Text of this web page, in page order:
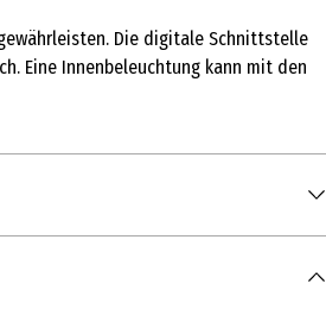
Die digitale Schnittstelle
Eine Innenbeleuchtung kann mit den